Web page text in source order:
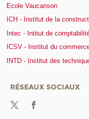
Ecole Vaucanson
ICH - Institut de la
Intec - Intitut de
ICSV - Institut du
INTD - Institut des
RÉSEAUX SOCIAUX